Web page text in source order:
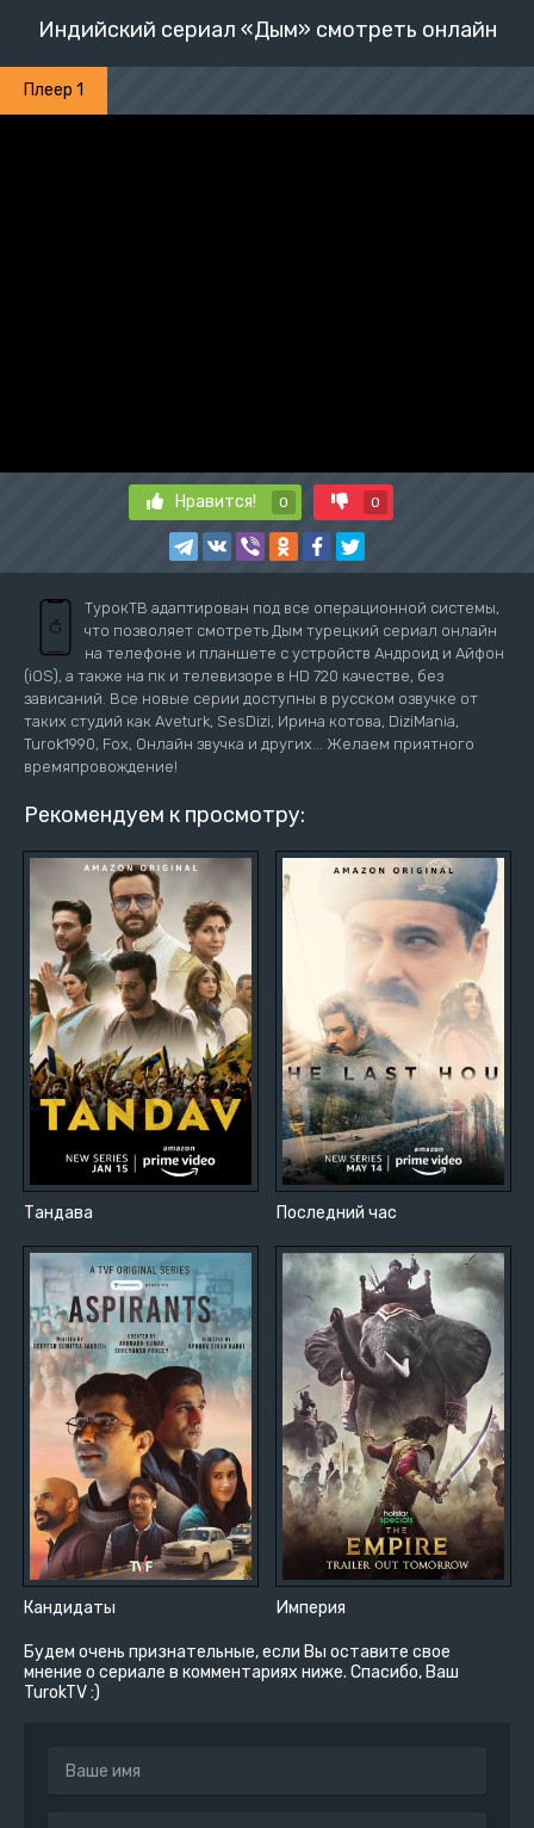
Индийский сериал «Дым» смотреть онлайн
Плеер 1
Нравится! 0 0
ТурокТВ адаптирован под все операционной системы,
что позволяет смотреть Дым турецкий сериал онлайн
на телефоне и планшете с устройств Андроид и Айфон
(iOS), а также на пк и телевизоре в HD 720 качестве, без
зависаний. Все новые серии доступны в русском озвучке от
таких студий как Aveturk, SesDizi, Ирина котова, DiziMania,
Turok1990, Fox, Онлайн звучка и других... Желаем приятного
времяпровождение!
Рекомендуем к просмотру:
Тандава Последний час
Кандидаты Империя
Будем очень признательные, если Вы оставите свое
мнение о сериале в комментариях ниже. Спасибо, Ваш
TurokTV :)